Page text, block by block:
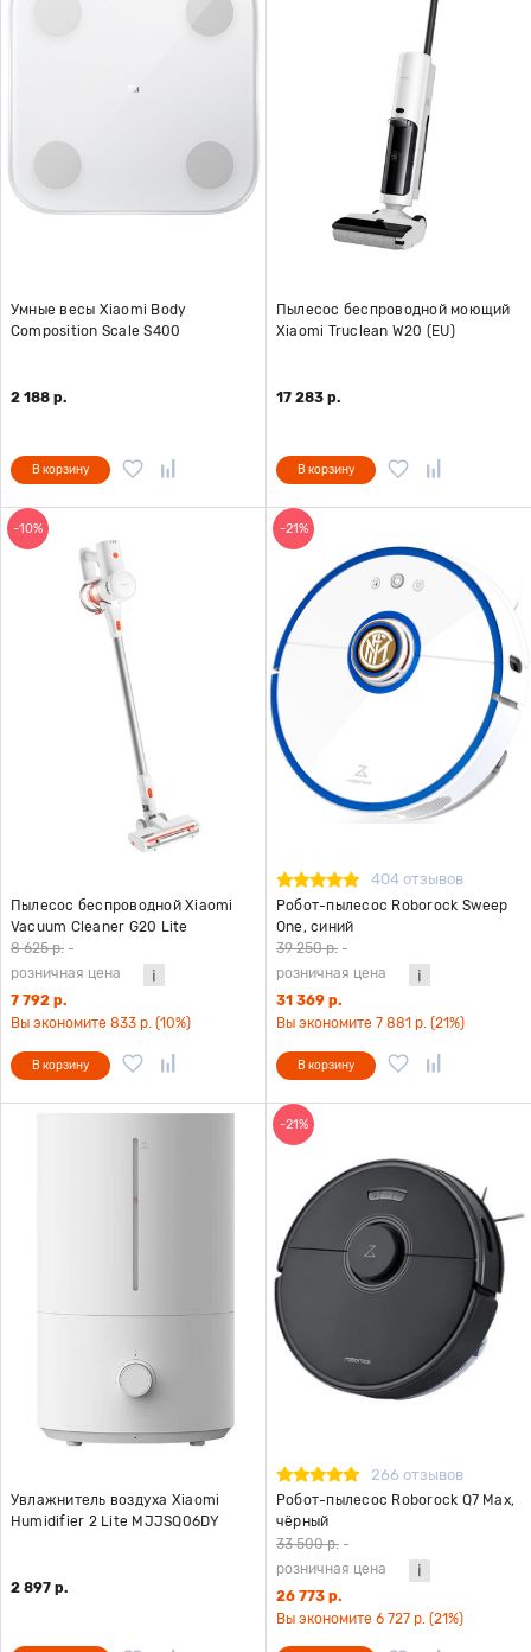
Умные весы Xiaomi Body
Composition Scale S400
2 188 р.
В корзину
Пылесос беспроводной моющий
Xiaomi Truclean W20 (EU)
17 283 р.
В корзину
-10%
Пылесос беспроводной Xiaomi
Vacuum Cleaner G20 Lite
8 625 р. -
розничная цена
7 792 р.
Вы экономите 833 р. (10%)
В корзину
-21%
404 отзывов
Робот-пылесос Roborock Sweep
One, синий
39 250 р. -
розничная цена
31 369 р.
Вы экономите 7 881 р. (21%)
В корзину
Увлажнитель воздуха Xiaomi
Humidifier 2 Lite MJJSQ06DY
2 897 р.
-21%
266 отзывов
Робот-пылесос Roborock Q7 Max,
чёрный
33 500 р. -
розничная цена
26 773 р.
Вы экономите 6 727 р. (21%)